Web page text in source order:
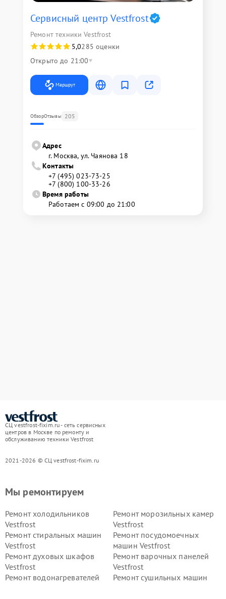
Сервисный центр Vestfrost
Ремонт техники Vestfrost
5,0285 оценки
Открыто до 21:00
Маршрут
ОбзорОтзывы 205
Адрес
г. Москва, ул. Чаянова 18
Контакты
+7 (495) 023-73-25
+7 (800) 100-33-26
Время работы
Работаем с 09:00 до 21:00
СЦ vestfrost-fixim.ru - сеть сервисных
центров в Москве по ремонту и
обслуживанию техники Vestfrost
2021-2026 © СЦ vestfrost-fixim.ru
Мы ремонтируем
Ремонт холодильников
Vestfrost
Ремонт морозильных камер
Vestfrost
Ремонт стиральных машин
Vestfrost
Ремонт посудомоечных
машин Vestfrost
Ремонт духовых шкафов
Vestfrost
Ремонт варочных панелей
Vestfrost
Ремонт водонагревателей
Ремонт сушильных машин